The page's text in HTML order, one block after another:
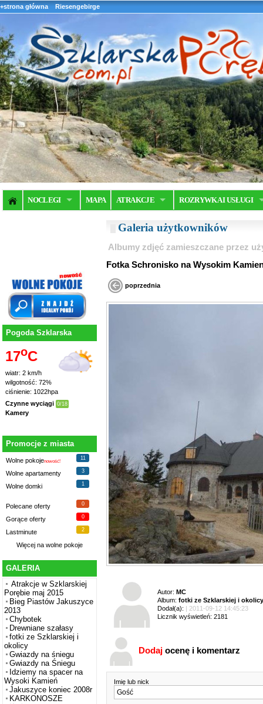
+strona główna Riesengebirge
NOCLEGI MAPA ATRAKCJE ROZRYWKA I USŁUGI
Pogoda Szklarska
17oC
wiatr: 2 km/h
wilgotność: 72%
ciśnienie: 1022hpa
Czynne wyciągi 0/18
Kamery
Promocje z miasta
Wolne pokojenowość!
11
Wolne apartamenty 3
Wolne domki 1
Polecane oferty 0
Gorące oferty 0
Lastminute 2
Więcej na wolne pokoje
GALERIA
Atrakcje w Szklarskiej
Porębie maj 2015
Bieg Piastów Jakuszyce
2013
Chybotek
Drewniane szałasy
fotki ze Szklarskiej i
okolicy
Gwiazdy na śniegu
Gwiazdy na Śniegu
Idziemy na spacer na
Wysoki Kamień
Jakuszyce koniec 2008r
KARKONOSZE
Galeria użytkowników
Albumy zdjęć zamieszczane przez
Fotka Schronisko na Wysokim
poprzednia
Autor: MC
Album: fotki ze Szklarskiej i okolicy
Dodał(a): | 2011-09-12 14:45:23
Licznik wyświetleń: 2181
Dodaj ocenę i komentarz
Imię lub nick